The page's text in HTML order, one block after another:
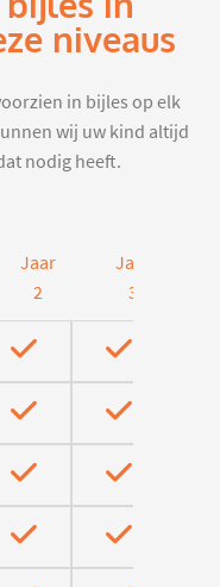
niveaus
in bijles op elk
wij uw kind altijd
nodig heeft.
Jaar
2
Jaar
3